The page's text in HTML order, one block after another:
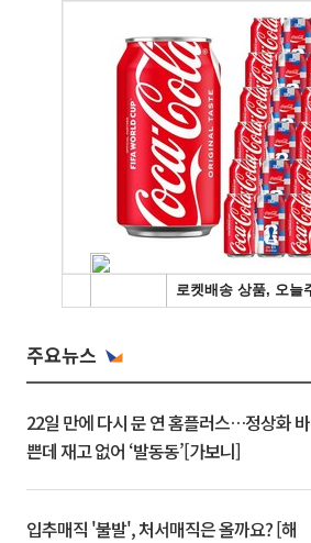
주요뉴스
22일 만에 다시 문 연 홈플러스…정상화 바
쁜데 재고 없어 ‘발동동’[가보니]
입추매직 '불발', 처서매직은 올까요? [해